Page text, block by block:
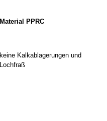
Material PPRC
keine Kalkablagerungen und
Lochfraß